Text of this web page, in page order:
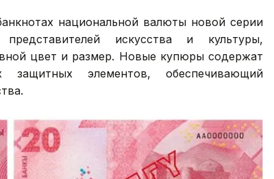
национальной валюты новой серии
искусства и культуры,
цвет и размер. Новые купюры содержат
защитных элементов, обеспечивающий